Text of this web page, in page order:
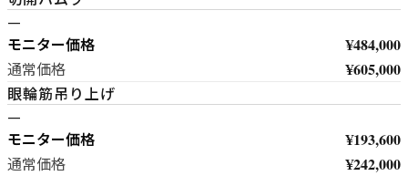
—
モニター価格 ¥484,000
通常価格 ¥605,000
眼輪筋吊り上げ
—
モニター価格 ¥193,600
通常価格 ¥242,000